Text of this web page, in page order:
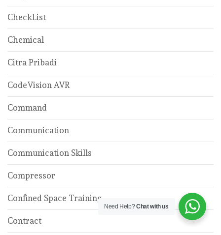
CheckList
Chemical
Citra Pribadi
CodeVision AVR
Command
Communication
Communication Skills
Compressor
Confined Space Training
Contract
Need Help?Chat with us